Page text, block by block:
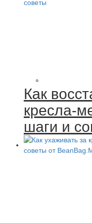
Как
кресла-
шаги и